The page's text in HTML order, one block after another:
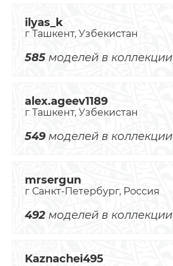
ilyas_k
г Ташкент, Узбекистан
585 моделей в коллекции
alex.ageev1189
г Ташкент, Узбекистан
549моделей в коллекции
mrsergun
г Санкт-Петербург, Россия
492 моделей в коллекции
Kaznachei495